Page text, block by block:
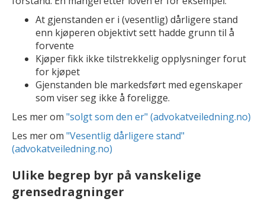
At gjenstanden er i (vesentlig) dårligere stand
enn kjøperen objektivt sett hadde grunn til å
forvente
Kjøper fikk ikke tilstrekkelig opplysninger forut
for kjøpet
Gjenstanden ble markedsført med egenskaper
som viser seg ikke å foreligge.
Les mer om "solgt som den er" (advokatveiledning.no)
Les mer om "Vesentlig dårligere stand"
(advokatveiledning.no)
Ulike begrep byr på vanskelige
grensedragninger